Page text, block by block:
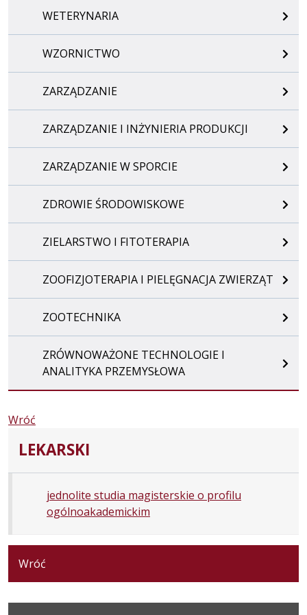
WETERYNARIA
WZORNICTWO
ZARZĄDZANIE
ZARZĄDZANIE I INŻYNIERIA PRODUKCJI
ZARZĄDZANIE W SPORCIE
ZDROWIE ŚRODOWISKOWE
ZIELARSTWO I FITOTERAPIA
ZOOFIZJOTERAPIA I PIELĘGNACJA ZWIERZĄT
ZOOTECHNIKA
ZRÓWNOWAŻONE TECHNOLOGIE I
ANALITYKA PRZEMYSŁOWA
Wróć
LEKARSKI
jednolite studia magisterskie o profilu
ogólnoakademickim
Wróć